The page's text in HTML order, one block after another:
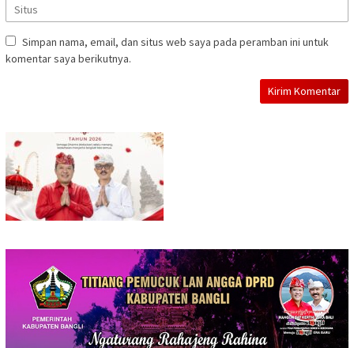
Simpan nama, email, dan situs web saya pada peramban ini untuk
komentar saya berikutnya.